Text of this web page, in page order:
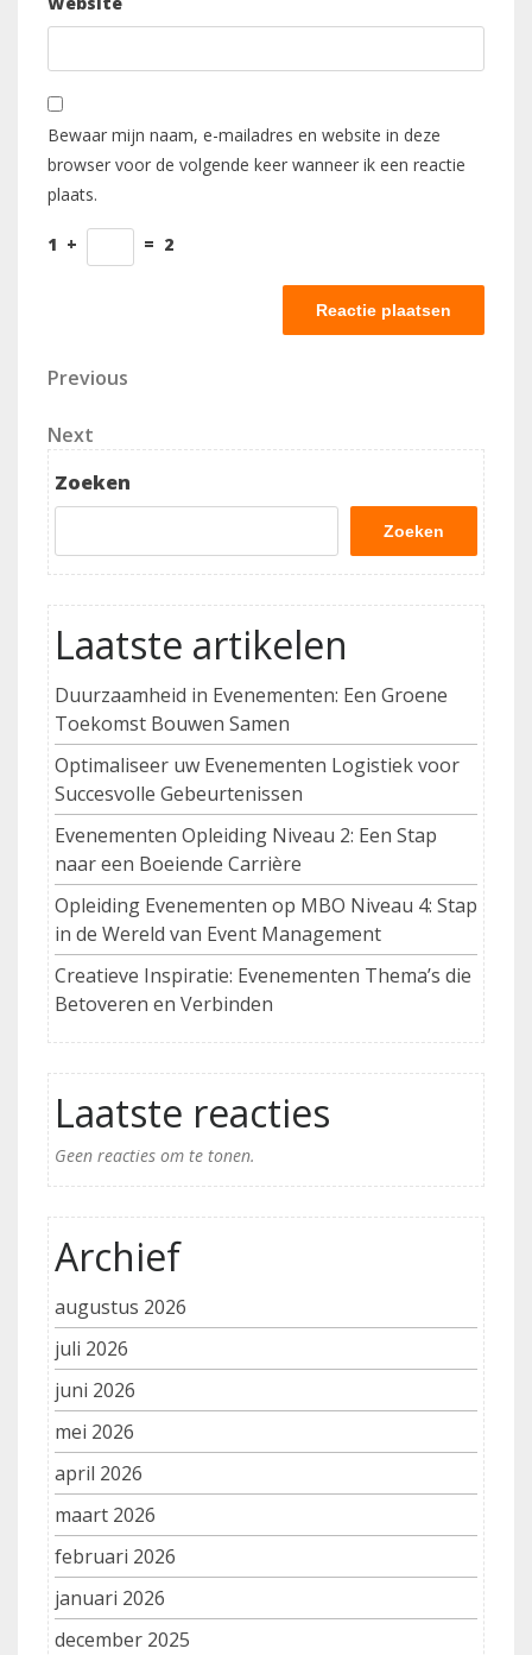
Bewaar mijn naam, e-mailadres en website in deze
browser voor de volgende keer wanneer ik een reactie
plaats.
1 + = 2
Berichtnavigatie
Previous
Previous
Next
Post
Next
Zoeken
Zoeken
Laatste artikelen
Duurzaamheid in Evenementen: Een Groene
Toekomst Bouwen Samen
Optimaliseer uw Evenementen Logistiek voor
Succesvolle Gebeurtenissen
Evenementen Opleiding Niveau 2: Een Stap
naar een Boeiende Carrière
Opleiding Evenementen op MBO Niveau 4: Stap
in de Wereld van Event Management
Creatieve Inspiratie: Evenementen Thema’s die
Betoveren en Verbinden
Laatste reacties
Geen reacties om te tonen.
Archief
augustus 2026
juli 2026
juni 2026
mei 2026
april 2026
maart 2026
februari 2026
januari 2026
december 2025